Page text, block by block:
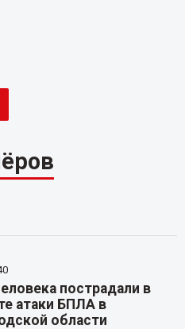
пострадали в
атаки БПЛА в
области